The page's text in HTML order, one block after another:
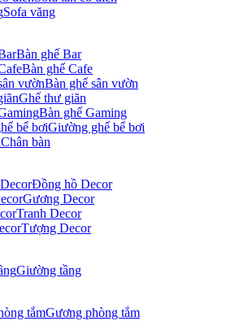
Sofa văng
Bàn ghế Bar
Bàn ghế Cafe
Bàn ghế sân vườn
Ghế thư giãn
Bàn ghế Gaming
Giường ghế bể bơi
Chân bàn
Đồng hồ Decor
Gương Decor
Tranh Decor
Tượng Decor
Giường tầng
Gương phòng tắm